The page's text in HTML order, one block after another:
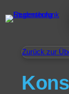
Zurück zur